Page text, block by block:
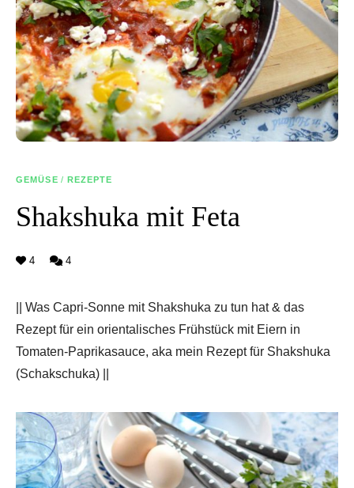
GEMÜSE / REZEPTE
Shakshuka mit Feta
4 4
|| Was Capri-Sonne mit Shakshuka zu tun hat & das
Rezept für ein orientalisches Frühstück mit Eiern in
Tomaten-Paprikasauce, aka mein Rezept für Shakshuka
(Schakschuka) ||